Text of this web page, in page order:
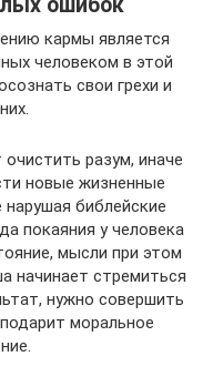
кармы является
человеком в этой
свои грехи и
разум, иначе
новые жизненные
библейские
покаяния у человека
мысли при этом
начинает стремиться
нужно совершить
моральное